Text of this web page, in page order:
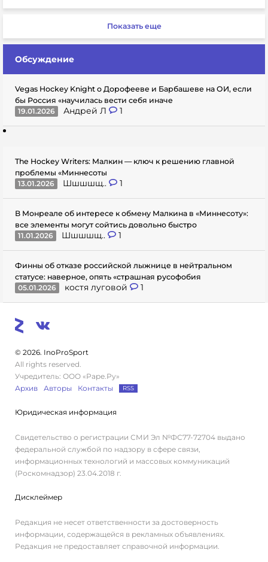
Показать еще
Обсуждение
Vegas Hockey Knight о Дорофееве и Барбашеве на ОИ, если
бы Россия «научилась вести себя иначе
19.01.2026
Андрей Л 1
The Hockey Writers: Малкин — ключ к решению главной
проблемы «Миннесоты
13.01.2026
Шшшшщ.. 1
В Монреале об интересе к обмену Малкина в «Миннесоту»:
все элементы могут сойтись довольно быстро
11.01.2026
Шшшшщ.. 1
Финны об отказе российской лыжнице в нейтральном
статусе: наверное, опять «страшная русофобия
05.01.2026
костя луговой 1
© 2026. InoProSport
All rights reserved.
Учредитель: ООО «Раре.Ру»
Архив
Авторы Контакты RSS
Юридическая информация
Свидетельство о регистрации СМИ Эл №ФС77-72704 выдано
федеральной службой по надзору в сфере связи,
информационных технологий и массовых коммуникаций
(Роскомнадзор) 23.04.2018 г.
Дисклеймер
Редакция не несет ответственности за достоверность
информации, содержащейся в рекламных объявлениях.
Редакция не предоставляет справочной информации.